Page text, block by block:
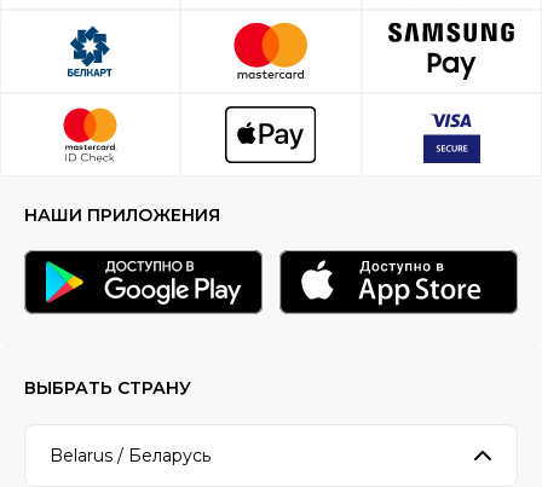
НАШИ ПРИЛОЖЕНИЯ
ВЫБРАТЬ СТРАНУ
Belarus / Беларусь